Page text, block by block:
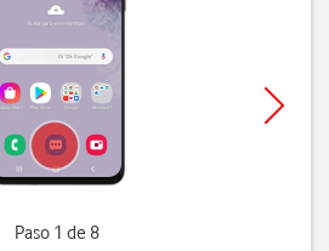
Paso 1 de 8